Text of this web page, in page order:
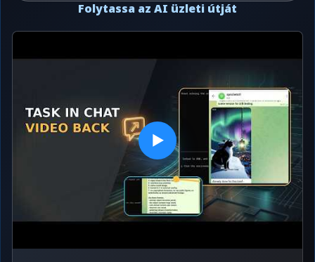
Folytassa az AI üzleti útját
▶